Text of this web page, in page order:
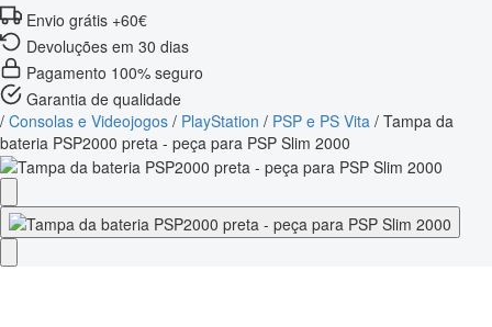
Envio grátis +60€
Devoluções em 30 dias
Pagamento 100% seguro
Garantia de qualidade
/ Consolas e Videojogos / PlayStation / PSP e PS Vita / Tampa da
bateria PSP2000 preta - peça para PSP Slim 2000